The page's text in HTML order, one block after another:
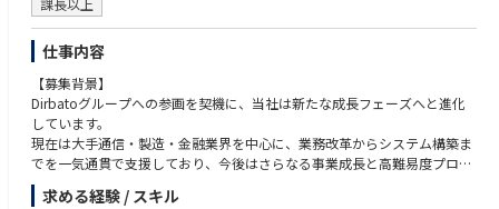
課長以上
仕事内容
【募集背景】
Dirbatoグループへの参画を契機に、当社は新たな成長フェーズへと進化
しています。
現在は大手通信・製造・金融業界を中心に、業務改革からシステム構築ま
でを一気通貫で支援しており、今後はさらなる事業成長と高難易度プロジ
ェクトの推進を担うリーダー層の強化を進めています。
求める経験 / スキル